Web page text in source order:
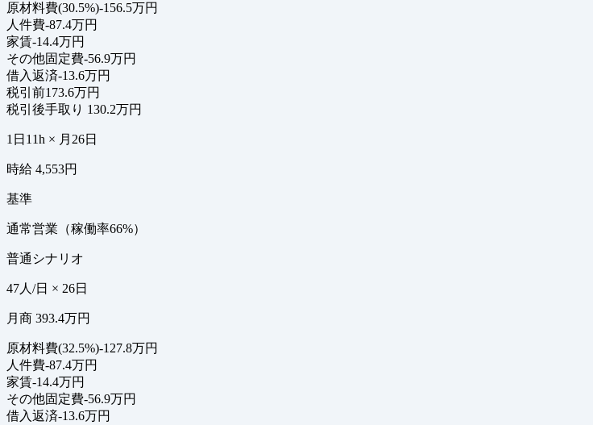
原材料費(30.5%)-156.5万円
人件費-87.4万円
家賃-14.4万円
その他固定費-56.9万円
借入返済-13.6万円
税引前173.6万円
税引後手取り 130.2万円
1日11h × 月26日
時給 4,553円
基準
通常営業（稼働率66%）
普通シナリオ
47人/日 × 26日
月商 393.4万円
原材料費(32.5%)-127.8万円
人件費-87.4万円
家賃-14.4万円
その他固定費-56.9万円
借入返済-13.6万円